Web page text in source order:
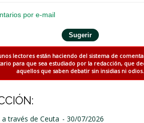
por e-mail
lectores están haciendo del sistema de
para que sea estudiado por la redacción, que
aquellos que saben debatir sin insidias ni odios.
través de Ceuta - 30/07/2026